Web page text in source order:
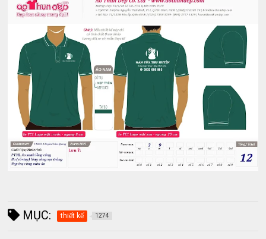
MỤC: thiết kế 1274